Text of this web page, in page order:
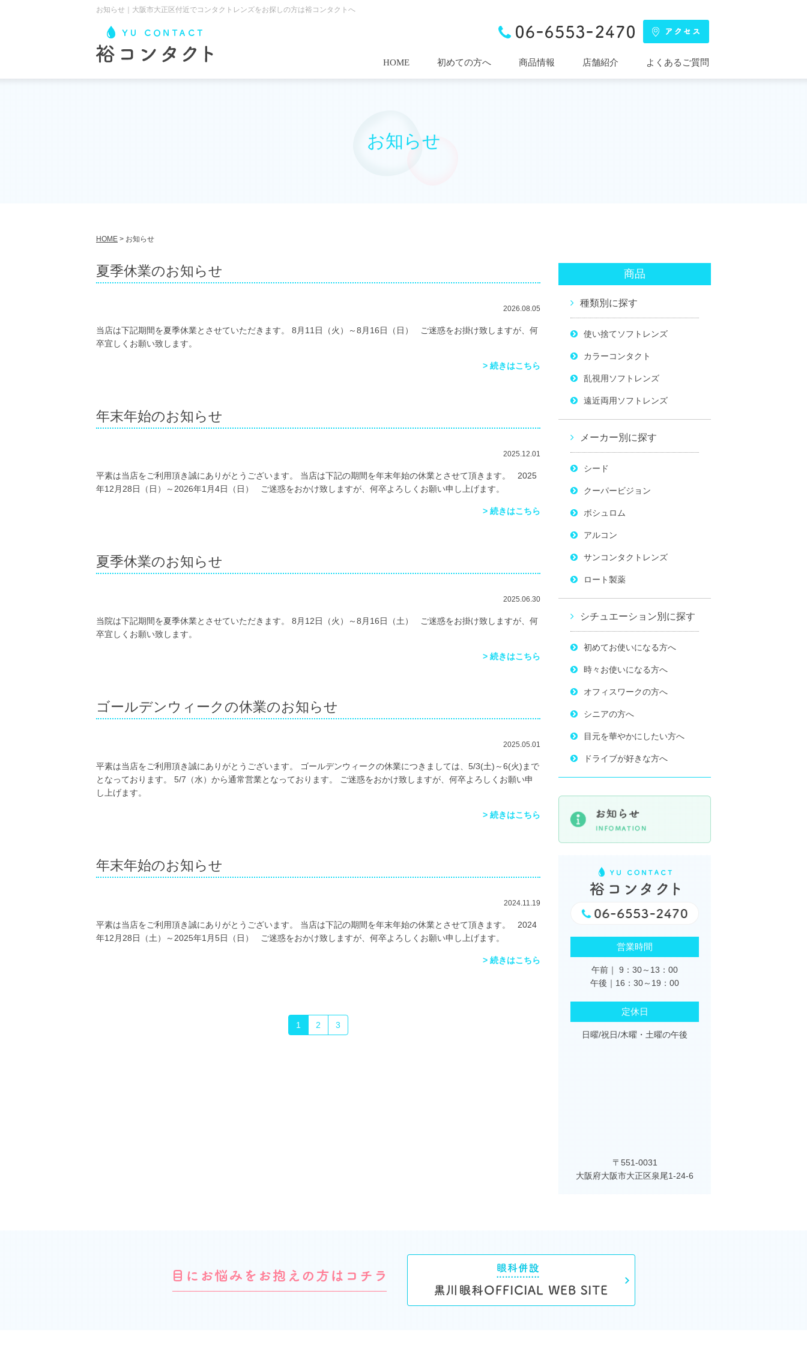
お知らせ｜大阪市大正区付近でコンタクトレンズをお探しの方は裕コンタクトへ
HOME 初めての方へ 商品情報 店舗紹介 よくあるご質問
お知らせ
HOME > お知らせ
夏季休業のお知らせ
2026.08.05
当店は下記期間を夏季休業とさせていただきます。 8月11日（火）～8月16日（日） ご迷惑をお掛け致しますが、何
卒宜しくお願い致します。
> 続きはこちら
年末年始のお知らせ
2025.12.01
平素は当店をご利用頂き誠にありがとうございます。 当店は下記の期間を年末年始の休業とさせて頂きます。 2025
年12月28日（日）～2026年1月4日（日） ご迷惑をおかけ致しますが、何卒よろしくお願い申し上げます。
> 続きはこちら
夏季休業のお知らせ
2025.06.30
当院は下記期間を夏季休業とさせていただきます。 8月12日（火）～8月16日（土） ご迷惑をお掛け致しますが、何
卒宜しくお願い致します。
> 続きはこちら
ゴールデンウィークの休業のお知らせ
2025.05.01
平素は当店をご利用頂き誠にありがとうございます。 ゴールデンウィークの休業につきましては、5/3(土)～6(火)まで
となっております。 5/7（水）から通常営業となっております。 ご迷惑をおかけ致しますが、何卒よろしくお願い申
し上げます。
> 続きはこちら
年末年始のお知らせ
2024.11.19
平素は当店をご利用頂き誠にありがとうございます。 当店は下記の期間を年末年始の休業とさせて頂きます。 2024
年12月28日（土）～2025年1月5日（日） ご迷惑をおかけ致しますが、何卒よろしくお願い申し上げます。
> 続きはこちら
1 2 3
商品
種類別に探す
使い捨てソフトレンズ
カラーコンタクト
乱視用ソフトレンズ
遠近両用ソフトレンズ
メーカー別に探す
シード
クーパービジョン
ボシュロム
アルコン
サンコンタクトレンズ
ロート製薬
シチュエーション別に探す
初めてお使いになる方へ
時々お使いになる方へ
オフィスワークの方へ
シニアの方へ
目元を華やかにしたい方へ
ドライブが好きな方へ
営業時間
午前｜ 9：30～13：00
午後｜16：30～19：00
定休日
日曜/祝日/木曜・土曜の午後
〒551-0031
大阪府大阪市大正区泉尾1-24-6